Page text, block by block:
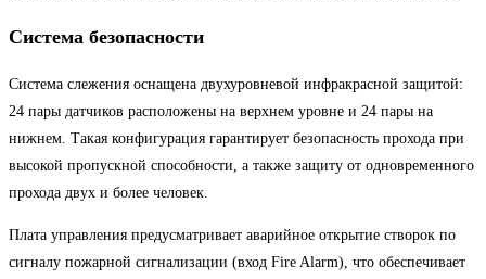
Система безопасности
Система слежения оснащена двухуровневой инфракрасной защитой:
24 пары датчиков расположены на верхнем уровне и 24 пары на
нижнем. Такая конфигурация гарантирует безопасность прохода при
высокой пропускной способности, а также защиту от одновременного
прохода двух и более человек.
Плата управления предусматривает аварийное открытие створок по
сигналу пожарной сигнализации (вход Fire Alarm), что обеспечивает